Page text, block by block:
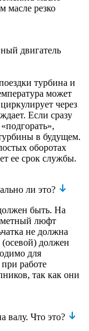
масле резко
двигатель
турбина и
может
через
Если сразу
в будущем.
оборотах
ее срок службы.
ли это?
быть. На
люфт
не должна
должен
для
работе
так как они
валу. Что это?